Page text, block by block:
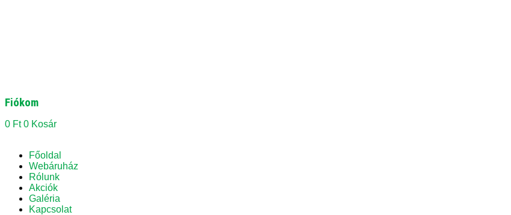
Fiókom
0 Ft 0 Kosár
Főoldal
Webáruház
Rólunk
Akciók
Galéria
Kapcsolat